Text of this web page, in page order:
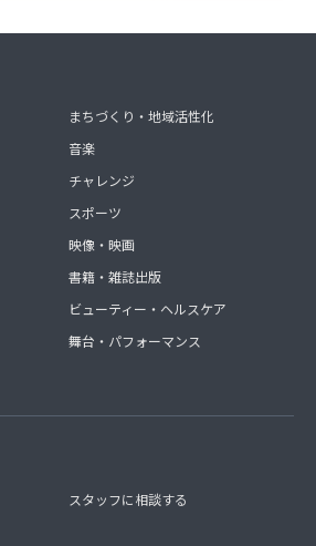
まちづくり・地域活性化
音楽
チャレンジ
スポーツ
映像・映画
書籍・雑誌出版
ビューティー・ヘルスケア
舞台・パフォーマンス
スタッフに相談する